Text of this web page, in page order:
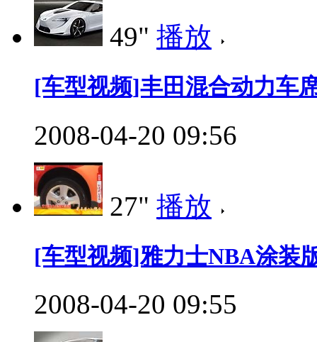
49" 播放
[车型视频]丰田混合动力车
2008-04-20 09:56
27" 播放
[车型视频]雅力士NBA涂装
2008-04-20 09:55